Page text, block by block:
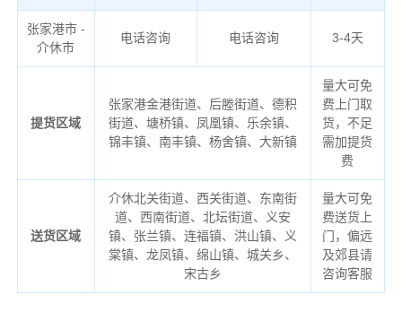
张家港市 -
介休市
电话咨询 电话咨询 3-4天
提货区域
张家港金港街道、后塍街道、德积
街道、塘桥镇、凤凰镇、乐余镇、
锦丰镇、南丰镇、杨舍镇、大新镇
量大可免
费上门取
货，不足
需加提货
费
送货区域
介休北关街道、西关街道、东南街
道、西南街道、北坛街道、义安
镇、张兰镇、连福镇、洪山镇、义
棠镇、龙凤镇、绵山镇、城关乡、
宋古乡
量大可免
费送货上
门，偏远
及郊县请
咨询客服